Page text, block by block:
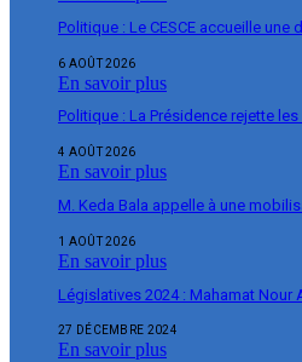
Politique : Le CESCE accueille une
6 AOÛT 2026
En savoir plus
Politique : La Présidence rejette
4 AOÛT 2026
En savoir plus
M. Keda Bala appelle à une
1 AOÛT 2026
En savoir plus
Législatives 2024 : Mahamat
27 DÉCEMBRE 2024
En savoir plus